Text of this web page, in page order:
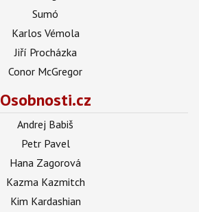
Sumó
Karlos Vémola
Jiří Procházka
Conor McGregor
Osobnosti.cz
Andrej Babiš
Petr Pavel
Hana Zagorová
Kazma Kazmitch
Kim Kardashian